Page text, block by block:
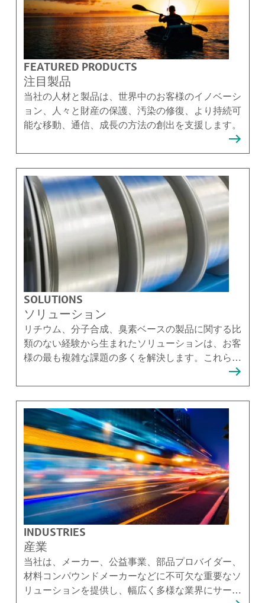
FEATURED PRODUCTS
注目製品
当社の人材と製品は、世界中のお客様のイノベーシ
ョン、人々と財産の保護、汚染の修復、より持続可
能な移動、通信、成長の方法の創出を支援します。
SOLUTIONS
ソリューション
リチウム、分子合成、臭素ベースの製品に関する比
類のない経験から生まれたソリューションは、お客
様の最も複雑な課題の多くを解決します。これらの
ソリューションを提供できることを誇りに思ってい
ます。
INDUSTRIES
産業
当社は、メーカー、公益事業、部品プロバイダー、
材料コンパウンドメーカーなどに不可欠な重要なソ
リューションを提供し、幅広く多様な業界にサービ